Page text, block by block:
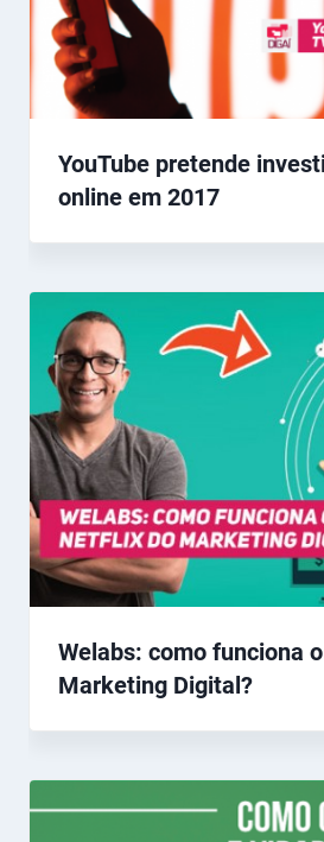
YouTube pretende
online em 2017
Welabs: como funciona
Marketing Digital?